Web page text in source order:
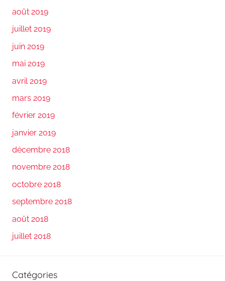
août 2019
juillet 2019
juin 2019
mai 2019
avril 2019
mars 2019
février 2019
janvier 2019
décembre 2018
novembre 2018
octobre 2018
septembre 2018
août 2018
juillet 2018
Catégories